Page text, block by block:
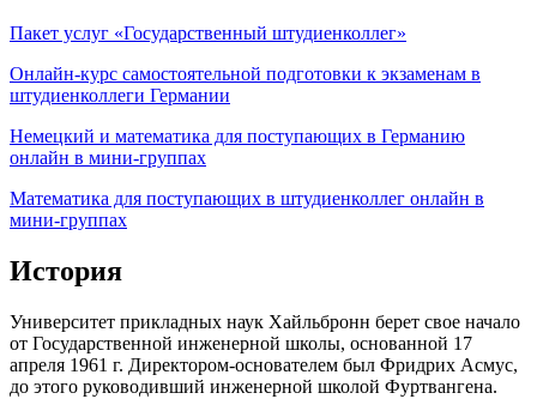
Пакет услуг «Государственный штудиенколлег»
Онлайн-курс самостоятельной подготовки к экзаменам в
штудиенколлеги Германии
Немецкий и математика для поступающих в Германию
онлайн в мини-группах
Математика для поступающих в штудиенколлег онлайн в
мини-группах
История
Университет прикладных наук Хайльбронн берет свое начало
от Государственной инженерной школы, основанной 17
апреля 1961 г. Директором-основателем был Фридрих Асмус,
до этого руководивший инженерной школой Фуртвангена.